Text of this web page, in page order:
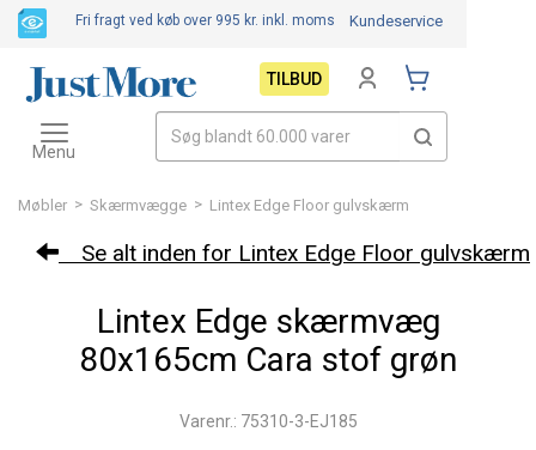
Møbler > Skærmvægge > Lintex Edge Floor gulvskærm
Se alt inden for Lintex Edge Floor gulvskærm
Lintex Edge skærmvæg
80x165cm Cara stof grøn
Varenr.: 75310-3-EJ185
Fri fragt ved køb over 995 kr. inkl. moms Kundeservice
TILBUD
Toggle
navigation
Menu